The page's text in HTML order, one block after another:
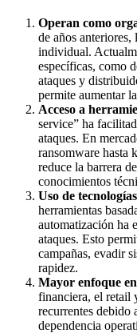
Operan como
de años
individual.
específicas, como
ataques y
permite aumentar
Acceso a
service” ha
ataques. En
ransomware hasta
reduce la barrera
conocimientos
Uso de
herramientas
automatización ha
ataques. Esto
campañas, evadir
rapidez.
Mayor enfoque
financiera, el retail
recurrentes debido
dependencia